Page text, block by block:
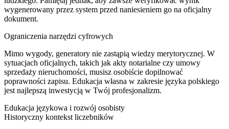
wygenerowany przez system przed naniesieniem go na oficjalny
dokument.
Ograniczenia narzędzi cyfrowych
Mimo wygody, generatory nie zastąpią wiedzy merytorycznej. W
sytuacjach oficjalnych, takich jak akty notarialne czy umowy
sprzedaży nieruchomości, musisz osobiście dopilnować
poprawności zapisu. Edukacja własna w zakresie języka polskiego
jest najlepszą inwestycją w Twój profesjonalizm.
Edukacja językowa i rozwój osobisty
Historyczny kontekst liczebników